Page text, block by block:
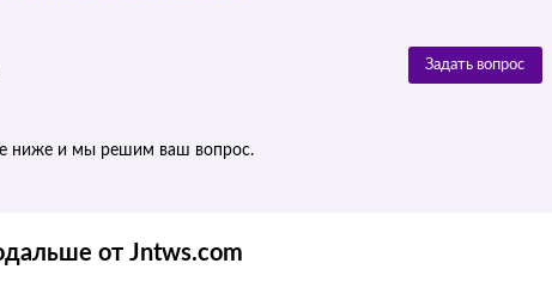
Задать вопрос
ниже и мы решим ваш вопрос.
от Jntws.com